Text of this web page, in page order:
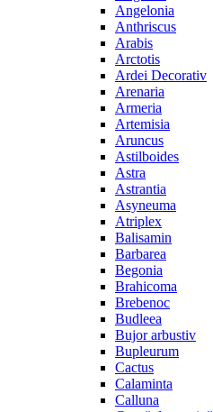
Angelonia
Anthriscus
Arabis
Arctotis
Ardei Decorativ
Arenaria
Armeria
Artemisia
Aruncus
Astilboides
Astra
Astrantia
Asyneuma
Atriplex
Balisamin
Barbarea
Begonia
Brahicoma
Brebenoc
Budleea
Bujor arbustiv
Bupleurum
Cactus
Calaminta
Calluna